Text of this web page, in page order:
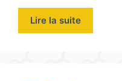
Lire la suite